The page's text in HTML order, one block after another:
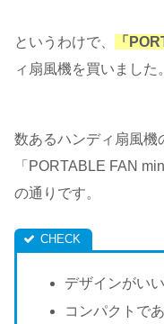
というわけで、 「
ィ扇風機を買いました。
数あるハンディ扇風機
「PORTABLE FAN
の通りです。
デザインがい
コンパクトで